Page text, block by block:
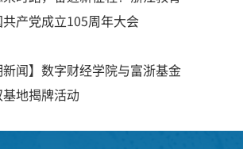
产党成立105周年大会
新闻】数字财经学院与富浙基金
地揭牌活动